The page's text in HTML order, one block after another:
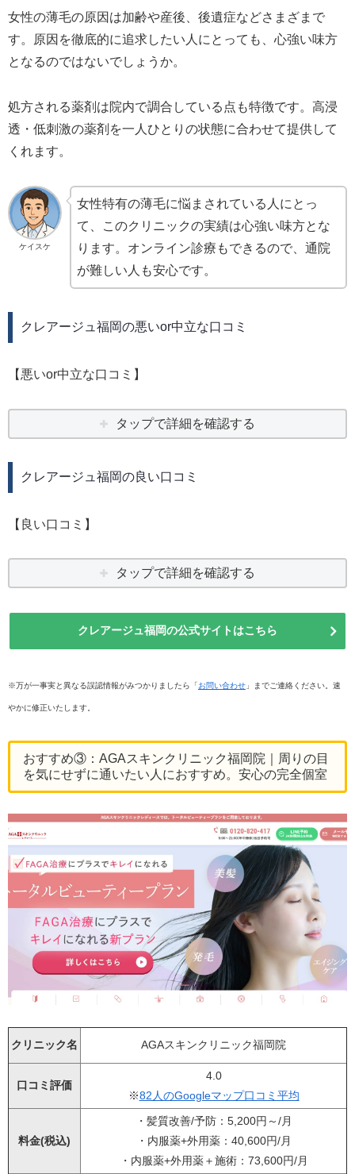
女性の薄毛の原因は加齢や産後、後遺症などさまざまで
す。原因を徹底的に追求したい人にとっても、心強い味方
となるのではないでしょうか。
処方される薬剤は院内で調合している点も特徴です。高浸
透・低刺激の薬剤を一人ひとりの状態に合わせて提供して
くれます。
ケイスケ
女性特有の薄毛に悩まされている人にとっ
て、このクリニックの実績は心強い味方とな
ります。オンライン診療もできるので、通院
が難しい人も安心です。
クレアージュ福岡の悪いor中立な口コミ
【悪いor中立な口コミ】
タップで詳細を確認する
クレアージュ福岡の良い口コミ
【良い口コミ】
タップで詳細を確認する
クレアージュ福岡の公式サイトはこちら
※万が一事実と異なる誤認情報がみつかりましたら「お問い合わせ 」までご連絡ください。速
やかに修正いたします。
おすすめ③：AGAスキンクリニック福岡院｜周りの目
を気にせずに通いたい人におすすめ。安心の完全個室
クリニック名 AGAスキンクリニック福岡院
口コミ評価
4.0
※82人のGoogleマップ口コミ平均
料金(税込)
・髪質改善/予防：5,200円～/月
・内服薬+外用薬：40,600円/月
・内服薬+外用薬＋施術：73,600円/月